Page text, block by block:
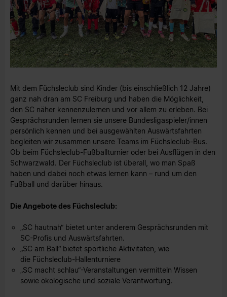
Mit dem Füchsleclub sind Kinder (bis einschließlich 12 Jahre)
ganz nah dran am SC Freiburg und haben die Möglichkeit,
den SC näher kennenzulernen und vor allem zu erleben. Bei
Gesprächsrunden lernen sie unsere Bundesligaspieler/innen
persönlich kennen und bei ausgewählten Auswärtsfahrten
begleiten wir zusammen unsere Teams im Füchsleclub-Bus.
Ob beim Füchsleclub-Fußballturnier oder bei Ausflügen in den
Schwarzwald. Der Füchsleclub ist überall, wo man Spaß
haben und dabei noch etwas lernen kann – rund um den
Fußball und darüber hinaus.
Die Angebote des Füchsleclub:
„SC hautnah“ bietet unter anderem Gesprächsrunden mit
SC-Profis und Auswärtsfahrten.
„SC am Ball“ bietet sportliche Aktivitäten, wie
die Füchsleclub-Hallenturniere
„SC macht schlau“-Veranstaltungen vermitteln Wissen
sowie ökologische und soziale Verantwortung.